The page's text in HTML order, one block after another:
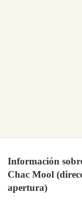
Información
Chac Mool
apertura)